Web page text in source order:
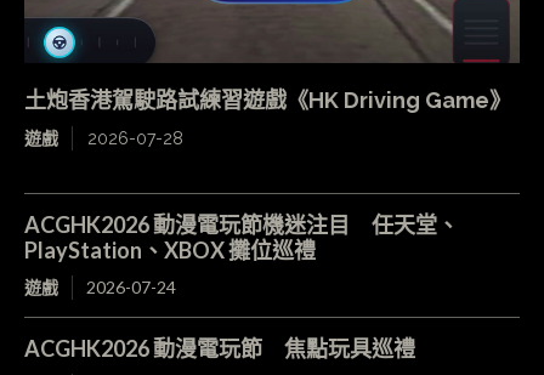
土炮香港駕駛路試練習遊戲《HK Driving Game》
遊戲 2026-07-28
ACGHK2026 動漫電玩節機迷注目 任天堂、
PlayStation、XBOX 攤位巡禮
遊戲 2026-07-24
ACGHK2026 動漫電玩節 焦點玩具巡禮